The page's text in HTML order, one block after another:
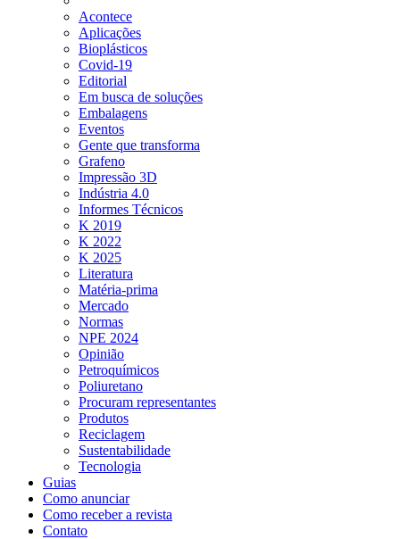
Acontece
Aplicações
Bioplásticos
Covid-19
Editorial
Em busca de soluções
Embalagens
Eventos
Gente que transforma
Grafeno
Impressão 3D
Indústria 4.0
Informes Técnicos
K 2019
K 2022
K 2025
Literatura
Matéria-prima
Mercado
Normas
NPE 2024
Opinião
Petroquímicos
Poliuretano
Procuram representantes
Produtos
Reciclagem
Sustentabilidade
Tecnologia
Guias
Como anunciar
Como receber a revista
Contato